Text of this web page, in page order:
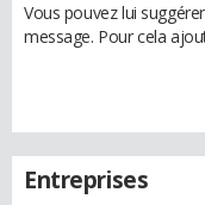
Vous pouvez lui
message. Pour cela
Entreprises